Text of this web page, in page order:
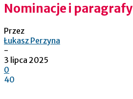
Nominacje i paragrafy
Przez
Łukasz Perzyna
-
3 lipca 2025
0
40